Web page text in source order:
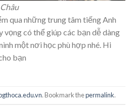
qua những trung tâm tiếng Anh
có thể giúp các bạn dễ dàng
một nơi học phù hợp nhé. Hi
bạn
. Bookmark thepermalink.